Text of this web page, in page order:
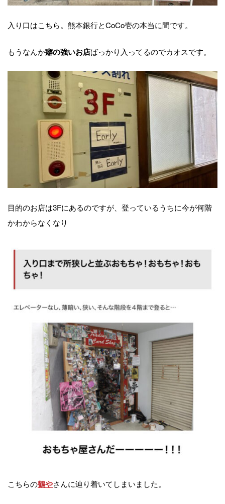
入り口はこちら。熊本銀行とCoCo壱の本当に間です。
もうなんか癖の強いお店ばっかり入ってるのでカオスです。
目的のお店は3Fにあるのですが、登っているうちに今が何階
かわからなくなり
こちらの鶴やさんに辿り着いてしまいました。